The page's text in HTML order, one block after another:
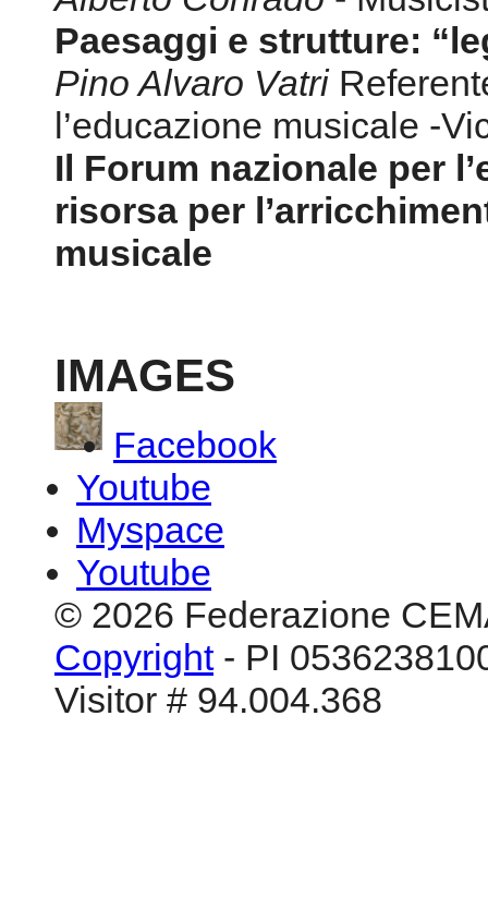
Paesaggi e strutture:
Pino Alvaro Vatri
l’educazione musicale -
Il Forum nazionale per
risorsa per
musicale
IMAGES
Facebook
Youtube
Myspace
Youtube
© 2026 Federazione
Copyright- PI
Visitor # 94.004.368